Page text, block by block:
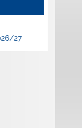
27